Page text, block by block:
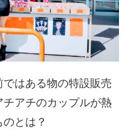
はある物の特設販売
アチのカップルが熱
とは？